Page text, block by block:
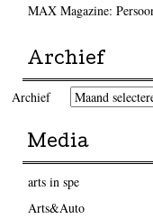
MAX Magazine:
Archief
Archief
Media
arts in spe
Arts&Auto